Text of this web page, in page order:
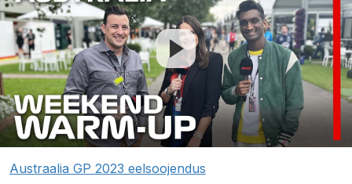
Austraalia GP 2023 eelsoojendus